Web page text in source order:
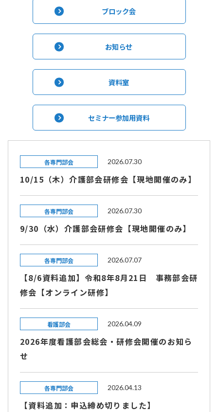
ブロック会
お知らせ
資料室
セミナー参加用資料
各専門部会 2026.07.30
10/15（木）介護部会研修会【現地開催のみ】
各専門部会 2026.07.30
9/30（水）介護部会研修会【現地開催のみ】
各専門部会 2026.07.07
【8/6資料追加】令和8年8月21日 事務部会研
修会【オンライン研修】
看護部会 2026.04.09
2026年度看護部会総会・研修会開催のお知ら
せ
各専門部会 2026.04.13
【資料追加：申込締め切りました】